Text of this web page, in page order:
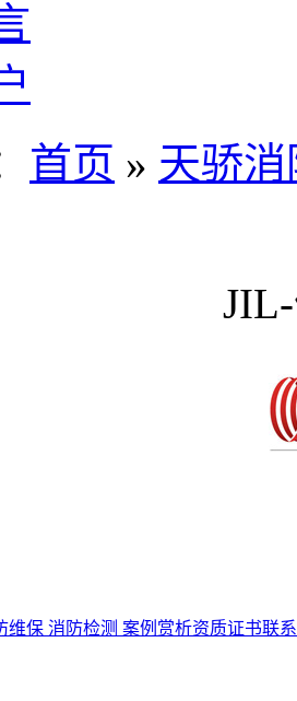
首页 » 天骄
维保 消防检测 案例赏析资质证书联